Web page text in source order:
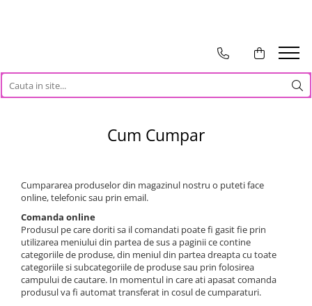
Auto Moto
Accesorii Auto
Intretinere & Cosmetica auto
Moto
Reparatii si echipamente auto
Trotinete electrice
Casa, Gradina & Bricolaj
Accesorii usi
Bucatarie & Servire
Cum Cumpar
Cumpararea produselor din magazinul nostru o puteti face
online, telefonic sau prin email.
Comanda online
Produsul pe care doriti sa il comandati poate fi gasit fie prin
utilizarea meniului din partea de sus a paginii ce contine
categoriile de produse, din meniul din partea dreapta cu toate
categoriile si subcategoriile de produse sau prin folosirea
campului de cautare. In momentul in care ati apasat comanda
produsul va fi automat transferat in cosul de cumparaturi.